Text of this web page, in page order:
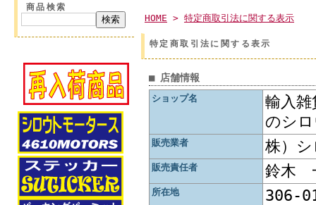
商品検索
HOME > 特定商取引法に関する表示
特定商取引法に関する表示
■ 店舗情報
ショップ名
輸入
のシ
販売業者 株）
販売責任者 鈴木
所在地
306-